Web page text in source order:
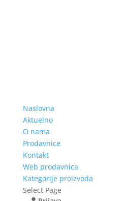
Naslovna
Aktuelno
O nama
Prodavnice
Kontakt
Web prodavnica
Kategorije proizvoda
Select Page